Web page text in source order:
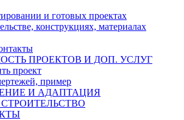
и готовых проектах
конструкциях, материалах
ПРОЕКТОВ И ДОП. УСЛУГ
проект
пример
И АДАПТАЦИЯ